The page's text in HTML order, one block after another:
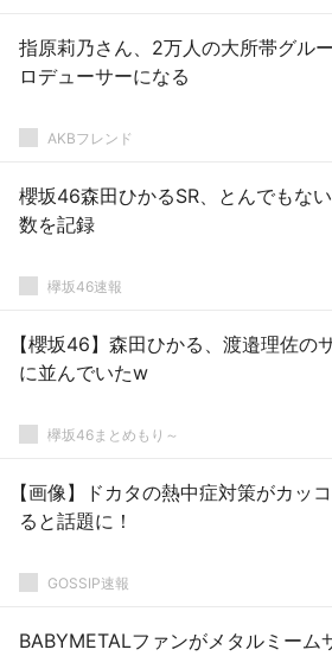
指原莉乃さん、2万人の大所帯グル
ロデューサーになる
AKBフレンド
櫻坂46森田ひかるSR、とんでもな
数を記録
欅坂46速報
【櫻坂46】森田ひかる、渡邉理佐の
に並んでいたw
欅坂46まとめもり～
【画像】ドカタの熱中症対策がカッ
ると話題に！
GOSSIP速報
BABYMETALファンがメタルミーム